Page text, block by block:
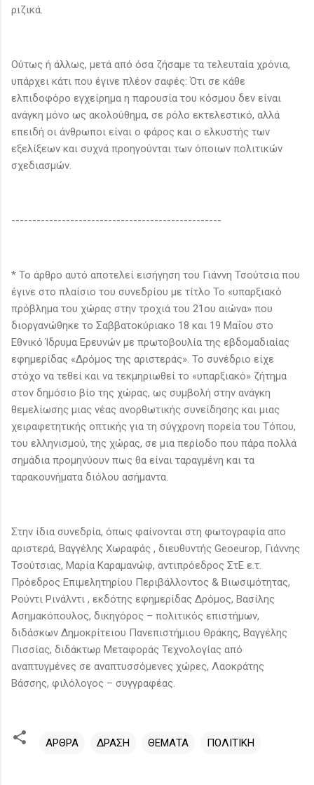
ριζικά.
Ούτως ή άλλως, μετά από όσα ζήσαμε τα τελευταία χρόνια,
υπάρχει κάτι που έγινε πλέον σαφές: Ότι σε κάθε
ελπιδοφόρο εγχείρημα η παρουσία του κόσμου δεν είναι
ανάγκη μόνο ως ακολούθημα, σε ρόλο εκτελεστικό, αλλά
επειδή οι άνθρωποι είναι ο φάρος και ο ελκυστής των
εξελίξεων και συχνά προηγούνται των όποιων πολιτικών
σχεδιασμών.
--------------------------------------------------
* Το άρθρο αυτό αποτελεί εισήγηση του Γιάννη Τσούτσια που
έγινε στο πλαίσιο του συνεδρίου με τίτλο Το «υπαρξιακό
πρόβλημα του χώρας στην τροχιά του 21ου αιώνα» που
διοργανώθηκε το Σαββατοκύριακο 18 και 19 Μαΐου στο
Εθνικό Ίδρυμα Ερευνών με πρωτοβουλία της εβδομαδιαίας
εφημερίδας «Δρόμος της αριστεράς». Το συνέδριο είχε
στόχο να τεθεί και να τεκμηριωθεί το «υπαρξιακό» ζήτημα
στον δημόσιο βίο της χώρας, ως συμβολή στην ανάγκη
θεμελίωσης μιας νέας ανορθωτικής συνείδησης και μιας
χειραφετητικής οπτικής για τη σύγχρονη πορεία του Τόπου,
του ελληνισμού, της χώρας, σε μια περίοδο που πάρα πολλά
σημάδια προμηνύουν πως θα είναι ταραγμένη και τα
ταρακουνήματα διόλου ασήμαντα.
Στην ίδια συνεδρία, όπως φαίνονται στη φωτογραφία απο
αριστερά, Βαγγέλης Χωραφάς , διευθυντής Geoeurop, Γιάννης
Τσούτσιας, Μαρία Καραμανώφ, αντιπρόεδρος ΣτΕ ε.τ.
Πρόεδρος Επιμελητηρίου Περιβάλλοντος & Βιωσιμότητας,
Ρούντι Ρινάλντι , εκδότης εφημερίδας Δρόμος, Βασίλης
Ασημακόπουλος, δικηγόρος – πολιτικός επιστήμων,
διδάσκων Δημοκρίτειου Πανεπιστήμιου Θράκης, Βαγγέλης
Πισσίας, διδάκτωρ Μεταφοράς Τεχνολογίας από
αναπτυγμένες σε αναπτυσσόμενες χώρες, Λαοκράτης
Βάσσης, φιλόλογος – συγγραφέας.
ΑΡΘΡΑ ΔΡΑΣΗ ΘΕΜΑΤΑ ΠΟΛΙΤΙΚΗ